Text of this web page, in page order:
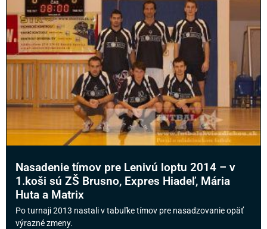
Nasadenie tímov pre Lenivú loptu 2014 – v
1.koši sú ZŠ Brusno, Expres Hiadeľ, Mária
Huta a Matrix
Po turnaji 2013 nastali v tabuľke tímov pre nasadzovanie opäť
výrazné zmeny.